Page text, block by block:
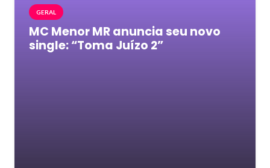
GERAL
MC Menor MR anuncia seu novo
single: “Toma Juízo 2”